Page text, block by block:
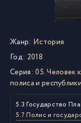
Жанр: История
Год: 2018
Серия: 05. Человек
полиса и республики
5.3 Государство
5.7 Полис и